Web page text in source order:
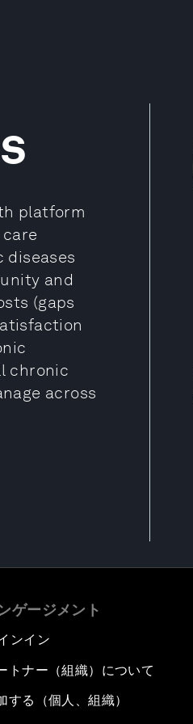
platform
diseases
and
(gaps
chronic
across
ゲージメント
ンイン
トナー（組織）について
する（個人、組織）